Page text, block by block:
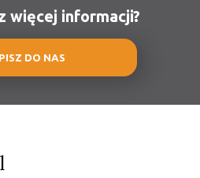
więcej informacji?
DO NAS